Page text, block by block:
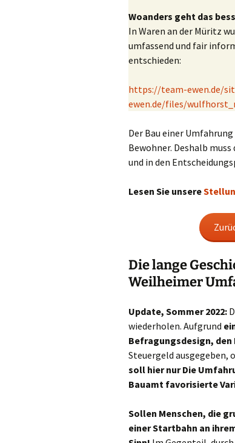
Woanders geht das
In Waren an der Müritz
umfassend und fair
entschieden:
https://team-ewen.de/
ewen.de/files/
Der Bau einer
Bewohner. Deshalb
und in den
Lesen Sie unsere
Die lange
Weilheimer
Update, Sommer 2022:
wiederholen. Aufgrund
Befragungsdesign,
Steuergeld ausgegeben,
soll hier nur Die
Bauamt favorisierte
Sollen Menschen, die
einer Startbahn an